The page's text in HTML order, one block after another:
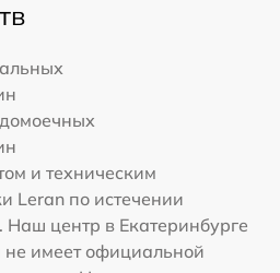
и техническим
Leran по истечении
Наш центр в Екатеринбурге
не имеет официальной